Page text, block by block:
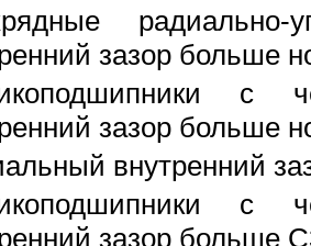
радиально-
зазор больше
с
зазор больше
внутренний
с
зазор больше